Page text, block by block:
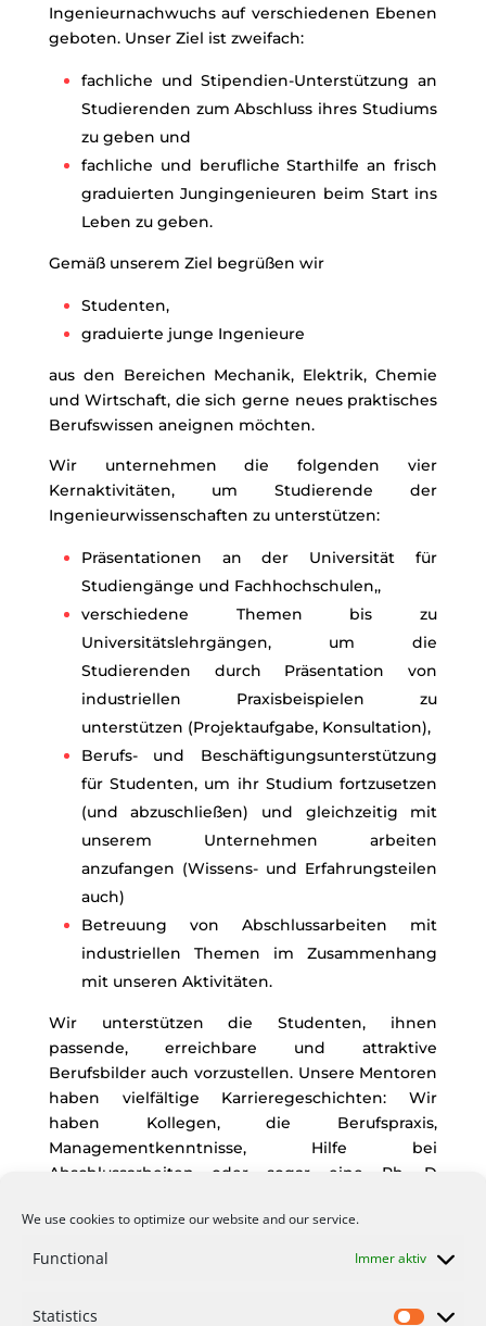
We use cookies to optimize our website and our service.
Functional Immer aktiv
Statistics
Ingenieurnachwuchs auf verschiedenen Ebenen
geboten. Unser Ziel ist zweifach:
fachliche und Stipendien-Unterstützung an
Studierenden zum Abschluss ihres Studiums
zu geben und
fachliche und berufliche Starthilfe an frisch
graduierten Jungingenieuren beim Start ins
Leben zu geben.
Gemäß unserem Ziel begrüßen wir
Studenten,
graduierte junge Ingenieure
aus den Bereichen Mechanik, Elektrik, Chemie
und Wirtschaft, die sich gerne neues praktisches
Berufswissen aneignen möchten.
Wir unternehmen die folgenden vier
Kernaktivitäten, um Studierende der
Ingenieurwissenschaften zu unterstützen:
Präsentationen an der Universität für
Studiengänge und Fachhochschulen,,
verschiedene Themen bis zu
Universitätslehrgängen, um die
Studierenden durch Präsentation von
industriellen Praxisbeispielen zu
unterstützen (Projektaufgabe, Konsultation),
Berufs- und Beschäftigungsunterstützung
für Studenten, um ihr Studium fortzusetzen
(und abzuschließen) und gleichzeitig mit
unserem Unternehmen arbeiten
anzufangen (Wissens- und Erfahrungsteilen
auch)
Betreuung von Abschlussarbeiten mit
industriellen Themen im Zusammenhang
mit unseren Aktivitäten.
Wir unterstützen die Studenten, ihnen
passende, erreichbare und attraktive
Berufsbilder auch vorzustellen. Unsere Mentoren
haben vielfältige Karrieregeschichten: Wir
haben Kollegen, die Berufspraxis,
Managementkenntnisse, Hilfe bei
Abschlussarbeiten oder sogar eine Ph. D
der Industrie Erfahrungen sammeln möchten,
für einen bestimmten Zeitraum an, um